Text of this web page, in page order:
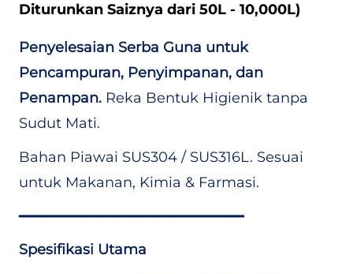
Diturunkan Saiznya dari 50L - 10,000L)
Penyelesaian Serba Guna untuk
Pencampuran, Penyimpanan, dan
Penampan. Reka Bentuk Higienik tanpa
Sudut Mati.
Bahan Piawai SUS304 / SUS316L. Sesuai
untuk Makanan, Kimia & Farmasi.
━━━━━━━━━━━━━━━━━━━━━━━━━━
Spesifikasi Utama